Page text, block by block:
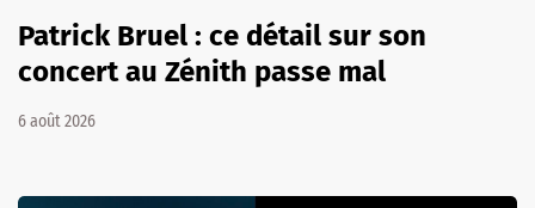
Patrick Bruel : ce détail sur son
concert au Zénith passe mal
6 août 2026